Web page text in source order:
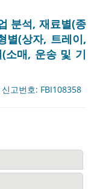
분석, 재료별(종
별(상자, 트레이,
소매, 운송 및 기
고번호: FBI108358